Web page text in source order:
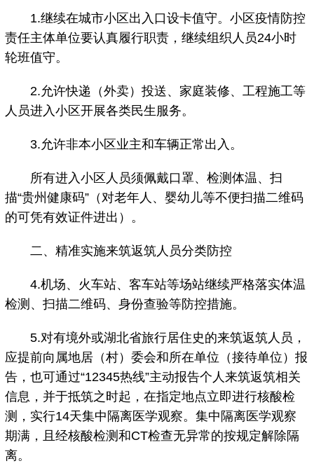
1.继续在城市小区出入口设卡值守。小区疫情防控
责任主体单位要认真履行职责，继续组织人员24小时
轮班值守。
2.允许快递（外卖）投送、家庭装修、工程施工等
人员进入小区开展各类民生服务。
3.允许非本小区业主和车辆正常出入。
所有进入小区人员须佩戴口罩、检测体温、扫
描“贵州健康码”（对老年人、婴幼儿等不便扫描二维码
的可凭有效证件进出）。
二、精准实施来筑返筑人员分类防控
4.机场、火车站、客车站等场站继续严格落实体温
检测、扫描二维码、身份查验等防控措施。
5.对有境外或湖北省旅行居住史的来筑返筑人员，
应提前向属地居（村）委会和所在单位（接待单位）报
告，也可通过“12345热线”主动报告个人来筑返筑相关
信息，并于抵筑之时起，在指定地点立即进行核酸检
测，实行14天集中隔离医学观察。集中隔离医学观察
期满，且经核酸检测和CT检查无异常的按规定解除隔
离。